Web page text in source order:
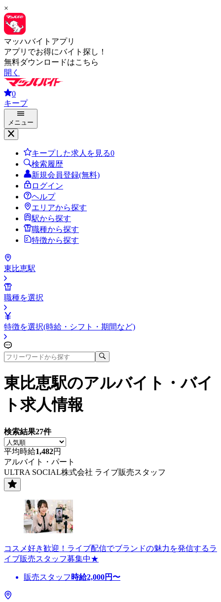
×
マッハバイトアプリ
アプリでお得にバイト探し！
無料ダウンロードはこちら
開く
0
キープ
メニュー
キープした求人を見る0
検索履歴
新規会員登録(無料)
ログイン
ヘルプ
エリアから探す
駅から探す
職種から探す
特徴から探す
東比恵駅
職種を選択
特徴を選択(時給・シフト・期間など)
東比恵駅のアルバイト・バイ
ト求人情報
検索結果27件
平均時給1,482円
アルバイト・パート
ULTRA SOCIAL株式会社 ライブ販売スタッフ
コスメ好き歓迎！ライブ配信でブランドの魅力を発信するラ
イブ販売スタッフ募集中★
販売スタッフ 時給2,000円〜